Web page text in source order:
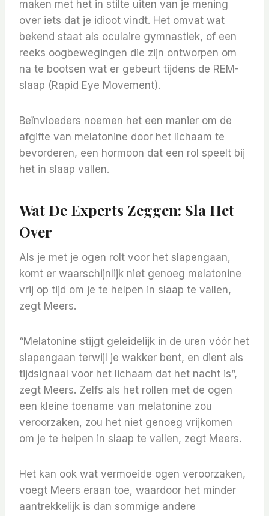
maken met het in stilte uiten van je mening
over iets dat je idioot vindt. Het omvat wat
bekend staat als oculaire gymnastiek, of een
reeks oogbewegingen die zijn ontworpen om
na te bootsen wat er gebeurt tijdens de REM-
slaap (Rapid Eye Movement).
Beïnvloeders noemen het een manier om de
afgifte van melatonine door het lichaam te
bevorderen, een hormoon dat een rol speelt bij
het in slaap vallen.
Wat De Experts Zeggen: Sla Het
Over
Als je met je ogen rolt voor het slapengaan,
komt er waarschijnlijk niet genoeg melatonine
vrij op tijd om je te helpen in slaap te vallen,
zegt Meers.
“Melatonine stijgt geleidelijk in de uren vóór het
slapengaan terwijl je wakker bent, en dient als
tijdsignaal voor het lichaam dat het nacht is”,
zegt Meers. Zelfs als het rollen met de ogen
een kleine toename van melatonine zou
veroorzaken, zou het niet genoeg vrijkomen
om je te helpen in slaap te vallen, zegt Meers.
Het kan ook wat vermoeide ogen veroorzaken,
voegt Meers eraan toe, waardoor het minder
aantrekkelijk is dan sommige andere